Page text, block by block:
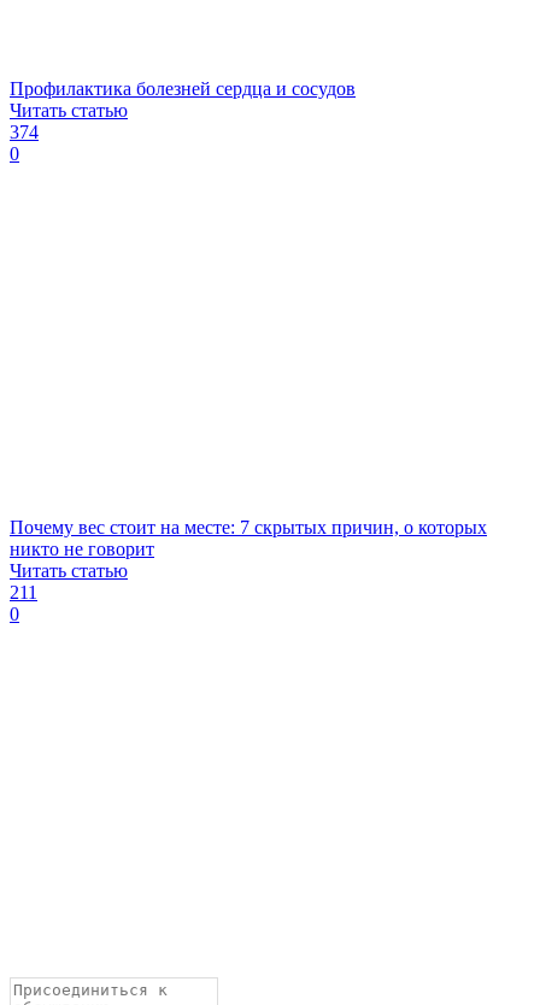
Профилактика болезней сердца и сосудов
Читать статью
374
0
Почему вес стоит на месте: 7 скрытых причин, о которых
никто не говорит
Читать статью
211
0